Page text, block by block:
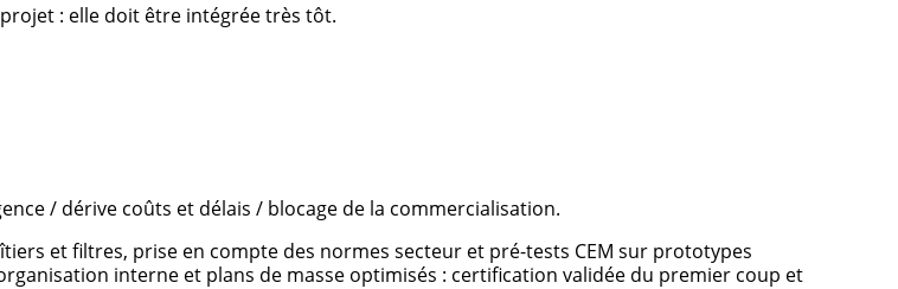
projet : elle doit être intégrée très tôt.
/ dérive coûts et délais / blocage de la commercialisation.
et filtres, prise en compte des normes secteur et pré-tests CEM sur prototypes
interne et plans de masse optimisés : certification validée du premier coup et